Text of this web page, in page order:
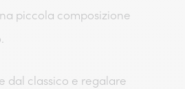
piccola composizione
dal classico e regalare